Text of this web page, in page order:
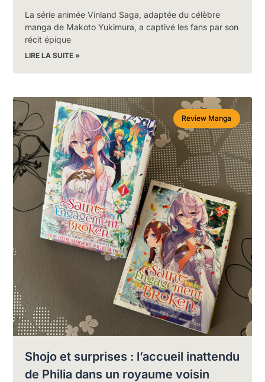
La série animée Vinland Saga, adaptée du célèbre
manga de Makoto Yukimura, a captivé les fans par son
récit épique
LIRE LA SUITE »
Review Manga
Shojo et surprises : l’accueil inattendu
de Philia dans un royaume voisin